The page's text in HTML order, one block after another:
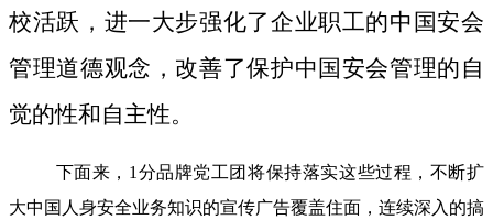
校活跃，进一大步强化了企业职工的中国安会
管理道德观念，改善了保护中国安会管理的自
觉的性和自主性。
下面来，1分品牌党工团将保持落实这些过程，不断扩
大中国人身安全业务知识的宣传广告覆盖住面，连续深入的搞